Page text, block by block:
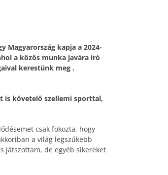
Magyarország kapja a 2024-
a közös munka javára író
kerestünk meg .
is követelő szellemi sporttal,
csak fokozta, hogy
a világ legszűkebb
játszottam, de egyéb sikereket